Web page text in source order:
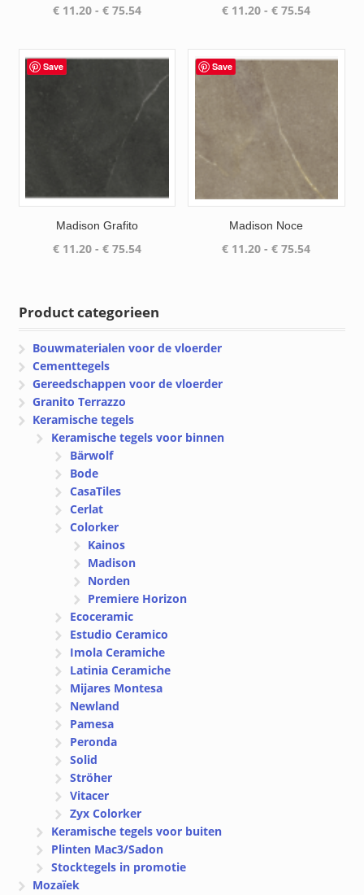
€11.20 - €75.54Prijsklasse:
€ 75.54
€ 11.20 - € 75.54
€ 75.54
Save
Madison Grafito
€11.20 - €75.54Prijsklasse:
Save
Madison Noce
€ 11.20 - € 75.54
Product categorieen
Bouwmaterialen voor de vloerder
Cementtegels
Gereedschappen voor de vloerder
Granito Terrazzo
Keramische tegels
Keramische tegels voor binnen
Bärwolf
Bode
CasaTiles
Cerlat
Colorker
Kainos
Madison
Norden
Premiere Horizon
Ecoceramic
Estudio Ceramico
Imola Ceramiche
Latinia Ceramiche
Mijares Montesa
Newland
Pamesa
Peronda
Solid
Ströher
Vitacer
Zyx Colorker
Keramische tegels voor buiten
Plinten Mac3/Sadon
Stocktegels in promotie
Mozaïek